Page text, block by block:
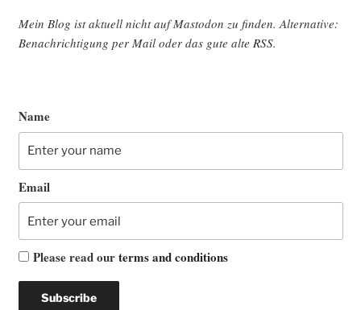
Mein Blog ist aktu­ell nicht auf Mast­o­don zu fin­den. Alter­na­ti­ve:
Benach­rich­ti­gung per Mail oder das gute alte RSS.
Name
Email
Please read ourterms and conditions